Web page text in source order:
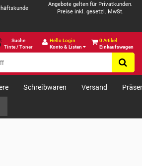
Angebote gelten für Privatkunden.
Preise inkl. gesetzl. MwSt.
Suche
Tinte / Toner
Hello Login
Konto & Listen
0 Artikel
Einkaufswagen
Schreibwaren Versand